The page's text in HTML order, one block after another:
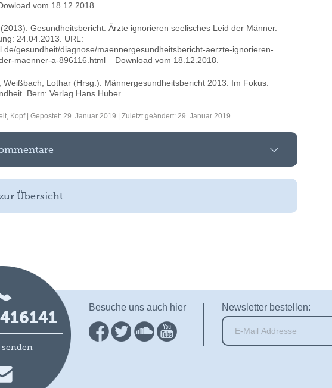
vom 18.12.2018.
Gesundheitsbericht. Ärzte ignorieren seelisches Leid der Männer.
24.04.2013. URL:
gesundheit/diagnose/maennergesundheitsbericht-aerzte-ignorieren-
maenner-a-896116.html – Download vom 18.12.2018.
Weißbach, Lothar (Hrsg.): Männergesundheitsbericht 2013. Im Fokus:
Bern: Verlag Hans Huber.
, Kopf| Gepostet: 29. Januar 2019 | Zuletzt geändert: 29. Januar 2019
Übersicht
Besuche uns auch hier Newsletter bestellen: